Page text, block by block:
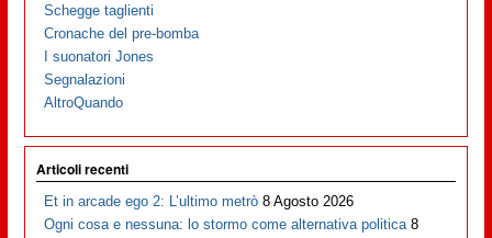
Schegge taglienti
Cronache del pre-bomba
I suonatori Jones
Segnalazioni
AltroQuando
Articoli recenti
Et in arcade ego 2: L’ultimo metrò 8 Agosto 2026
Ogni cosa e nessuna: lo stormo come alternativa politica 8